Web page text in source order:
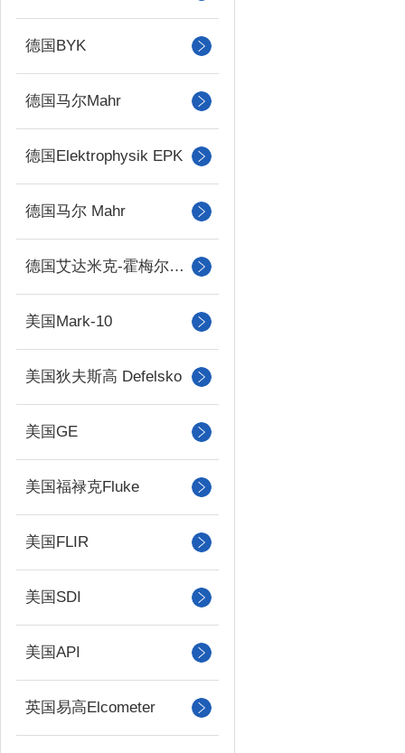
德国BYK
德国马尔Mahr
德国Elektrophysik EPK
德国马尔 Mahr
德国艾达米克-霍梅尔Hommel
美国Mark-10
美国狄夫斯高 Defelsko
美国GE
美国福禄克Fluke
美国FLIR
美国SDI
美国API
英国易高Elcometer